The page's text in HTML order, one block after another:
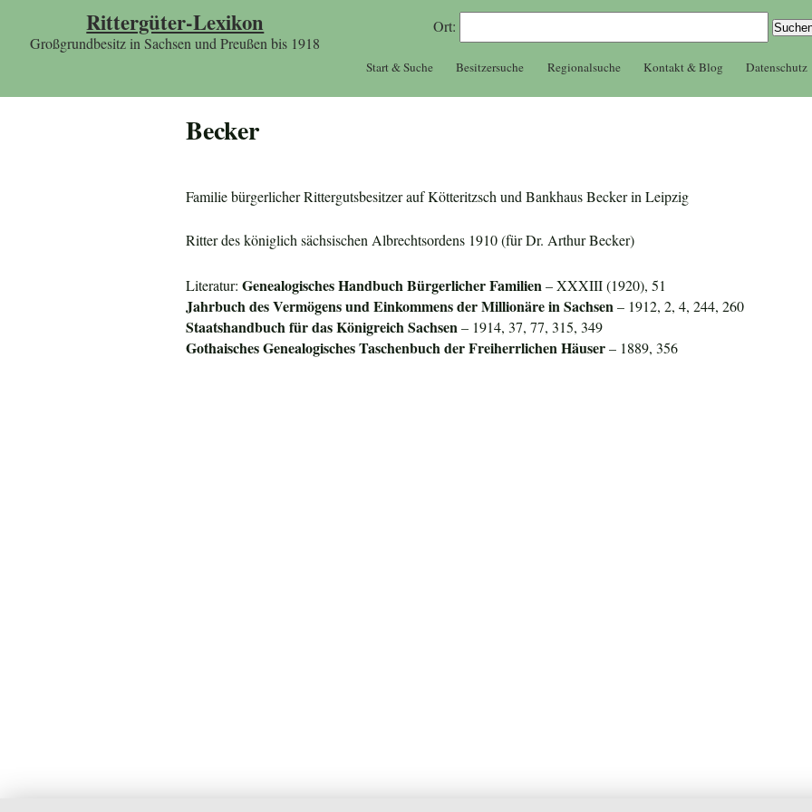
Rittergüter-Lexikon
Großgrundbesitz in Sachsen und Preußen bis 1918
Ort:
Start & Suche Besitzersuche Regionalsuche Kontakt & Blog Datenschutz
Becker
Familie bürgerlicher Rittergutsbesitzer auf Kötteritzsch und Bankhaus Becker in Leipzig
Ritter des königlich sächsischen Albrechtsordens 1910 (für Dr. Arthur Becker)
Literatur:Genealogisches Handbuch Bürgerlicher Familien– XXXIII (1920), 51
Jahrbuch des Vermögens und Einkommens der Millionäre in Sachsen– 1912, 2, 4, 244, 260
Staatshandbuch für dasKönigreich Sachsen– 1914, 37, 77, 315, 349
Gothaisches Genealogisches Taschenbuch der Freiherrlichen Häuser– 1889, 356